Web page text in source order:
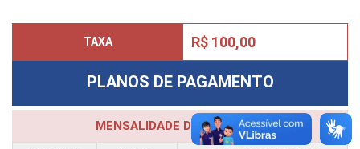
TAXA R$ 100,00
PLANOS DE PAGAMENTO
MENSALIDADE DO CURSO